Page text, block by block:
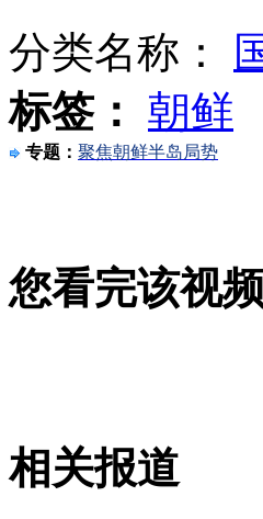
投资移民美国 华丽包装下
山西运城恶犬咬伤多人 警
无痛分娩是否安全 医生回应
分类名称：
标签： 朝鲜
专题： 聚焦朝鲜半岛局势
您看完该视
相关报道